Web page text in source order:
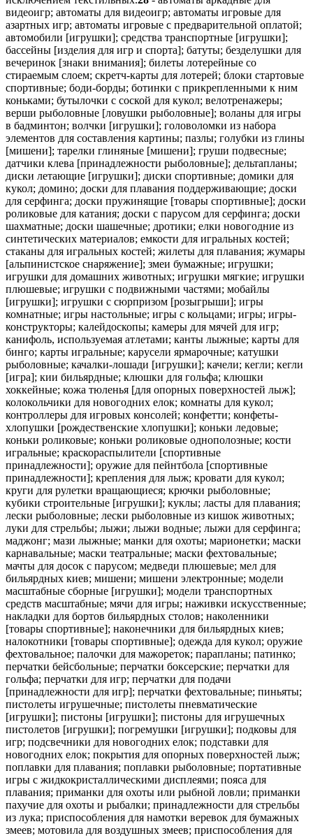
видеоигр; автоматы для видеоигр; автоматы игровые для
азартных игр; автоматы игровые с предварительной оплатой;
автомобили [игрушки]; средства транспортные [игрушки];
бассейны [изделия для игр и спорта]; батуты; безделушки для
вечеринок [знаки внимания]; билеты лотерейные со
стираемым слоем; скретч-карты для лотерей; блоки стартовые
спортивные; боди-борды; ботинки с прикрепленными к ним
коньками; бутылочки с соской для кукол; велотренажеры;
верши рыболовные [ловушки рыболовные]; воланы для игры
в бадминтон; волчки [игрушки]; головоломки из набора
элементов для составления картины; пазлы; голубки из глины
[мишени]; тарелки глиняные [мишени]; груши подвесные;
датчики клева [принадлежности рыболовные]; дельтапланы;
диски летающие [игрушки]; диски спортивные; домики для
кукол; домино; доски для плавания поддерживающие; доски
для серфинга; доски пружинящие [товары спортивные]; доски
роликовые для катания; доски с парусом для серфинга; доски
шахматные; доски шашечные; дротики; елки новогодние из
синтетических материалов; емкости для игральных костей;
стаканы для игральных костей; жилеты для плавания; жумары
[альпинистское снаряжение]; змеи бумажные; игрушки;
игрушки для домашних животных; игрушки мягкие; игрушки
плюшевые; игрушки с подвижными частями; мобайлы
[игрушки]; игрушки с сюрпризом [розыгрыши]; игры
комнатные; игры настольные; игры с кольцами; игры; игры-
конструкторы; калейдоскопы; камеры для мячей для игр;
канифоль, используемая атлетами; канты лыжные; карты для
бинго; карты игральные; карусели ярмарочные; катушки
рыболовные; качалки-лошади [игрушки]; качели; кегли; кегли
[игра]; кии бильярдные; клюшки для гольфа; клюшки
хоккейные; кожа тюленья [для опорных поверхностей лыж];
колокольчики для новогодних елок; комнаты для кукол;
контроллеры для игровых консолей; конфетти; конфеты-
хлопушки [рождественские хлопушки]; коньки ледовые;
коньки роликовые; коньки роликовые однополозные; кости
игральные; краскораспылители [спортивные
принадлежности]; оружие для пейнтбола [спортивные
принадлежности]; крепления для лыж; кровати для кукол;
круги для рулетки вращающиеся; крючки рыболовные;
кубики строительные [игрушки]; куклы; ласты для плавания;
лески рыболовные; лески рыболовные из кишок животных;
луки для стрельбы; лыжи; лыжи водные; лыжи для серфинга;
маджонг; мази лыжные; манки для охоты; марионетки; маски
карнавальные; маски театральные; маски фехтовальные;
мачты для досок с парусом; медведи плюшевые; мел для
бильярдных киев; мишени; мишени электронные; модели
масштабные сборные [игрушки]; модели транспортных
средств масштабные; мячи для игры; наживки искусственные;
накладки для бортов бильярдных столов; наколенники
[товары спортивные]; наконечники для бильярдных киев;
налокотники [товары спортивные]; одежда для кукол; оружие
фехтовальное; палочки для мажореток; парапланы; патинко;
перчатки бейсбольные; перчатки боксерские; перчатки для
гольфа; перчатки для игр; перчатки для подачи
[принадлежности для игр]; перчатки фехтовальные; пиньяты;
пистолеты игрушечные; пистолеты пневматические
[игрушки]; пистоны [игрушки]; пистоны для игрушечных
пистолетов [игрушки]; погремушки [игрушки]; подковы для
игр; подсвечники для новогодних елок; подставки для
новогодних елок; покрытия для опорных поверхностей лыж;
поплавки для плавания; поплавки рыболовные; портативные
игры с жидкокристаллическими дисплеями; пояса для
плавания; приманки для охоты или рыбной ловли; приманки
пахучие для охоты и рыбалки; принадлежности для стрельбы
из лука; приспособления для намотки веревок для бумажных
змеев; мотовила для воздушных змеев; приспособления для